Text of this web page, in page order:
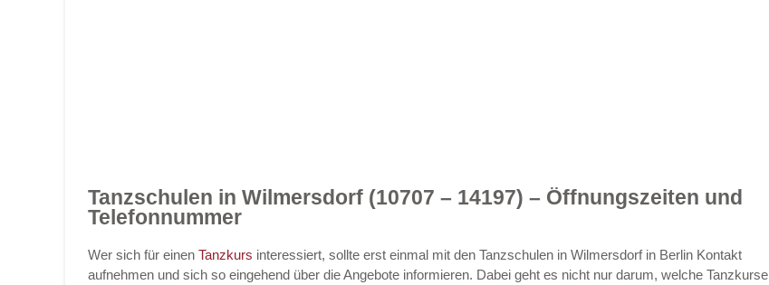
Tanzschulen in Wilmersdorf (10707 – 14197) – Öffnungszeiten und
Telefonnummer
Wer sich für einen Tanzkurs interessiert, sollte erst einmal mit den Tanzschulen in Wilmersdorf in Berlin Kontakt
aufnehmen und sich so eingehend über die Angebote informieren. Dabei geht es nicht nur darum, welche Tanzkurse